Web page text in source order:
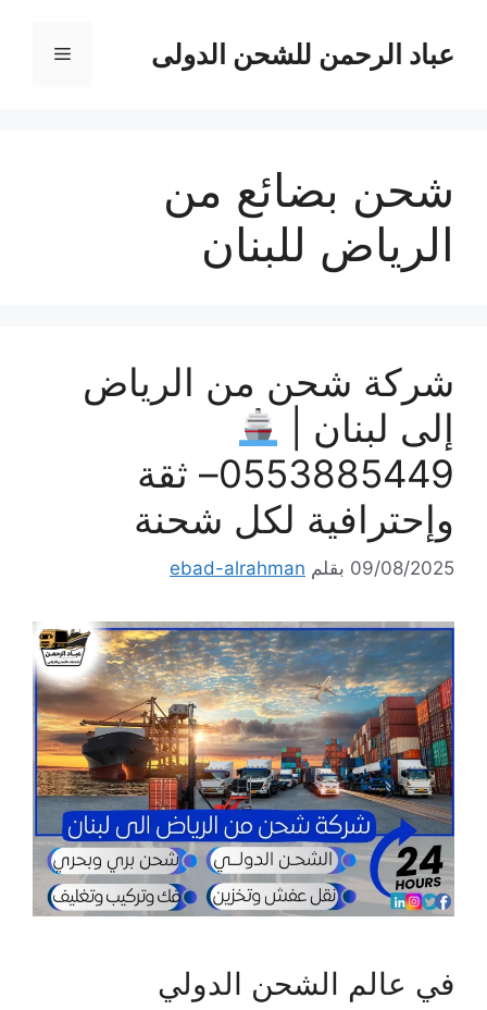
المحتوىعباد الرحمن للشحن الدولى القائمة
شحن بضائع من
الرياض للبنان
شركة شحن من الرياض
إلى لبنان |
0553885449– ثقة
وإحترافية لكل شحنة
09/08/2025 بقلم ebad-alrahman
في عالم الشحن الدولي